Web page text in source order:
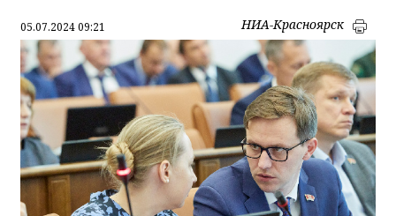
05.07.2024 09:21 НИА-Красноярск